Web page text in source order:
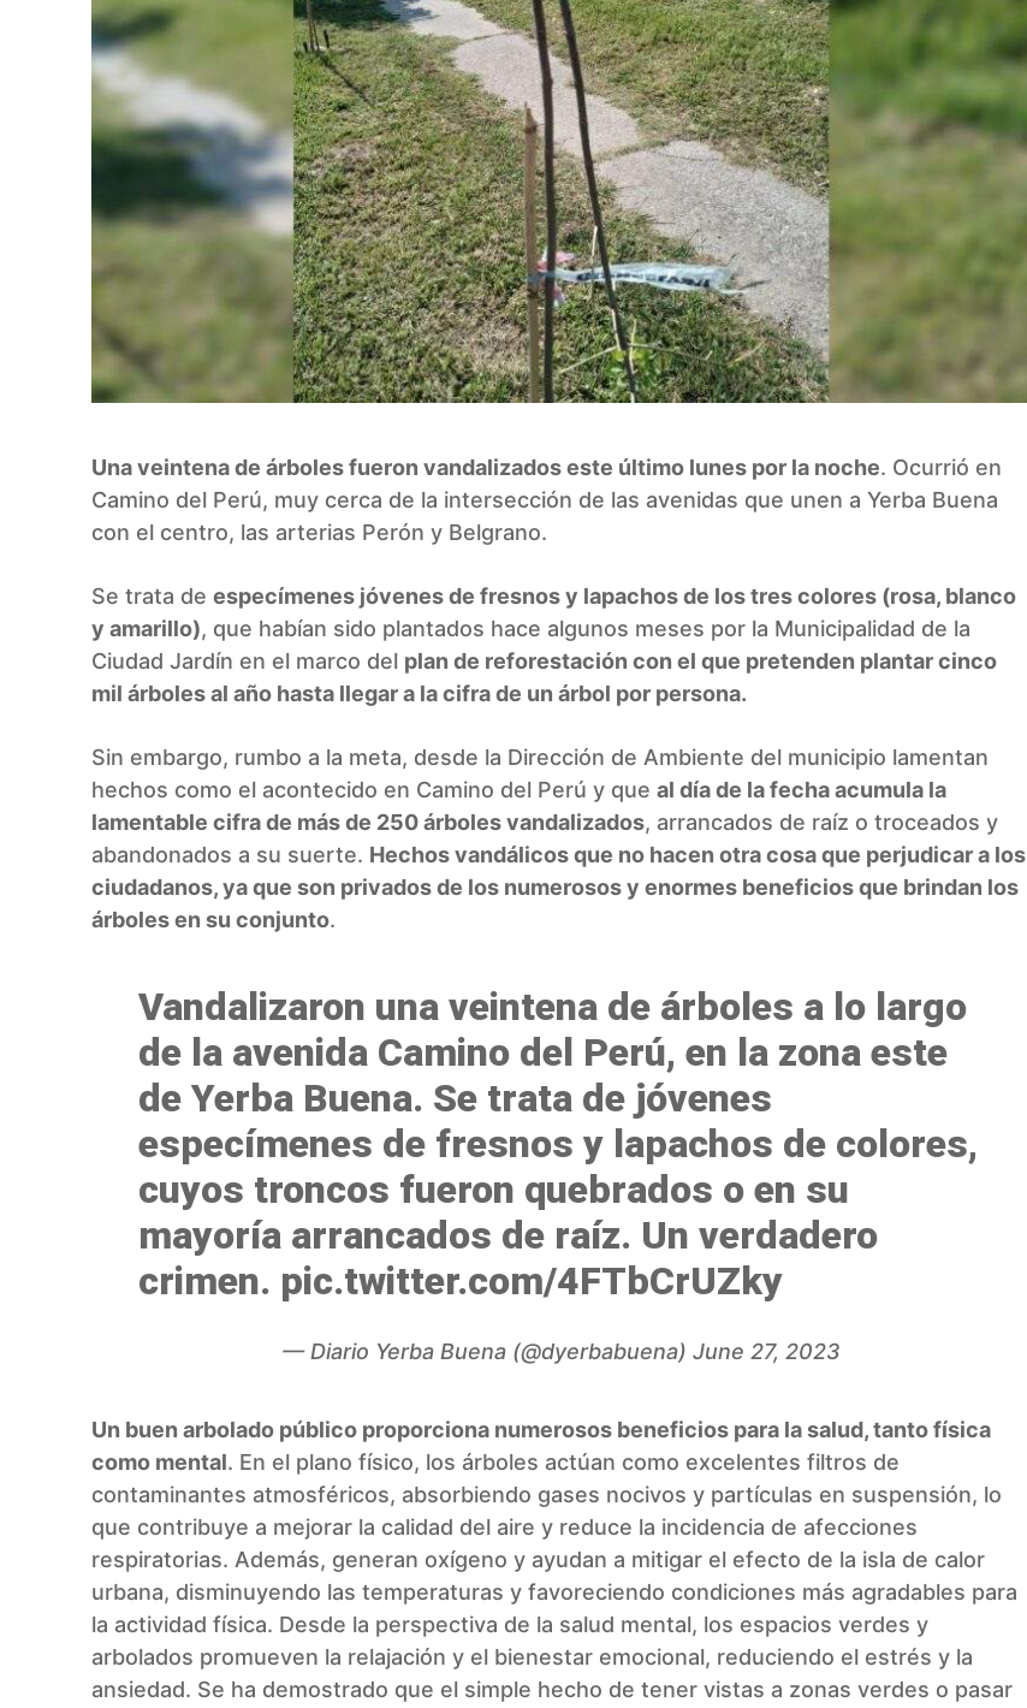
Una veintena de árboles fueron vandalizados este último lunes por la noche. Ocurrió en
Camino del Perú, muy cerca de la intersección de las avenidas que unen a Yerba Buena
con el centro, las arterias Perón y Belgrano.
Se trata de especímenes jóvenes de fresnos y lapachos de los tres colores (rosa, blanco
y amarillo), que habían sido plantados hace algunos meses por la Municipalidad de la
Ciudad Jardín en el marco del plan de reforestación con el que pretenden plantar cinco
mil árboles al año hasta llegar a la cifra de un árbol por persona.
Sin embargo, rumbo a la meta, desde la Dirección de Ambiente del municipio lamentan
hechos como el acontecido en Camino del Perú y que al día de la fecha acumula la
lamentable cifra de más de 250 árboles vandalizados, arrancados de raíz o troceados y
abandonados a su suerte. Hechos vandálicos que no hacen otra cosa que perjudicar a los
ciudadanos, ya que son privados de los numerosos y enormes beneficios que brindan los
árboles en su conjunto.
Vandalizaron una veintena de árboles a lo largo
de la avenida Camino del Perú, en la zona este
de Yerba Buena. Se trata de jóvenes
especímenes de fresnos y lapachos de colores,
cuyos troncos fueron quebrados o en su
mayoría arrancados de raíz. Un verdadero
crimen. pic.twitter.com/4FTbCrUZky
— Diario Yerba Buena (@dyerbabuena) June 27, 2023
Un buen arbolado público proporciona numerosos beneficios para la salud, tanto física
como mental. En el plano físico, los árboles actúan como excelentes filtros de
contaminantes atmosféricos, absorbiendo gases nocivos y partículas en suspensión, lo
que contribuye a mejorar la calidad del aire y reduce la incidencia de afecciones
respiratorias. Además, generan oxígeno y ayudan a mitigar el efecto de la isla de calor
urbana, disminuyendo las temperaturas y favoreciendo condiciones más agradables para
la actividad física. Desde la perspectiva de la salud mental, los espacios verdes y
arbolados promueven la relajación y el bienestar emocional, reduciendo el estrés y la
ansiedad. Se ha demostrado que el simple hecho de tener vistas a zonas verdes o pasar